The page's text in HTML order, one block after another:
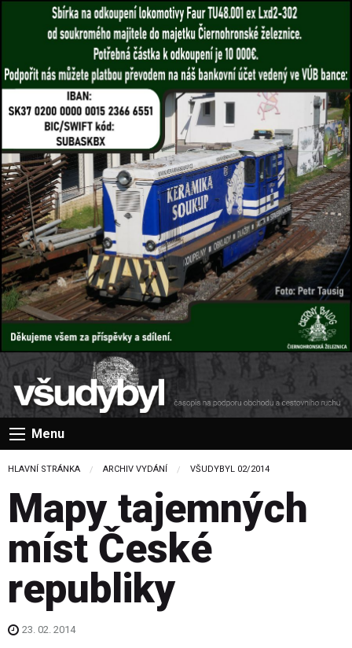
Menu
HLAVNÍ STRÁNKA ARCHIV VYDÁNÍ VŠUDYBYL 02/2014
Mapy tajemných
míst České
republiky
23. 02. 2014